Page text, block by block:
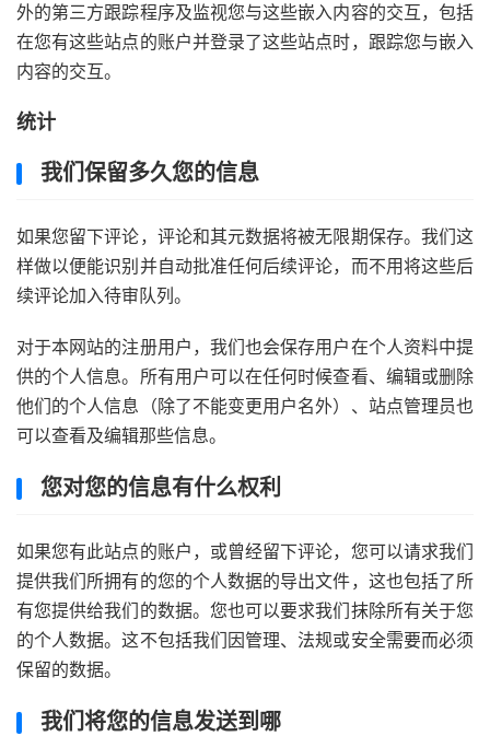
外的第三方跟踪程序及监视您与这些嵌入内容的交互，包括
在您有这些站点的账户并登录了这些站点时，跟踪您与嵌入
内容的交互。
统计
我们保留多久您的信息
如果您留下评论，评论和其元数据将被无限期保存。我们这
样做以便能识别并自动批准任何后续评论，而不用将这些后
续评论加入待审队列。
对于本网站的注册用户，我们也会保存用户在个人资料中提
供的个人信息。所有用户可以在任何时候查看、编辑或删除
他们的个人信息（除了不能变更用户名外）、站点管理员也
可以查看及编辑那些信息。
您对您的信息有什么权利
如果您有此站点的账户，或曾经留下评论，您可以请求我们
提供我们所拥有的您的个人数据的导出文件，这也包括了所
有您提供给我们的数据。您也可以要求我们抹除所有关于您
的个人数据。这不包括我们因管理、法规或安全需要而必须
保留的数据。
我们将您的信息发送到哪